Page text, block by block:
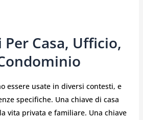
Per Casa, Ufficio,
essere usate in diversi contesti, e
specifiche. Una chiave di casa
vita privata e familiare. Una chiave